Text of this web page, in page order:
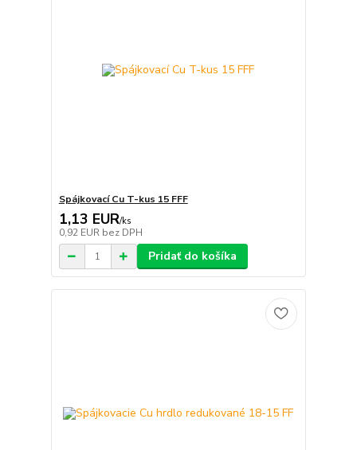
Spájkovací Cu T-kus 15 FFF
1,13 EUR/ks
0,92 EUR bez DPH
Pridať do košíka